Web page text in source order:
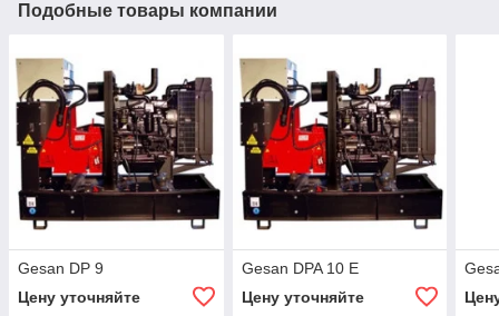
Подобные товары компании
Gesan DP 9
Цену уточняйте
Gesan DPA 10 E
Цену уточняйте